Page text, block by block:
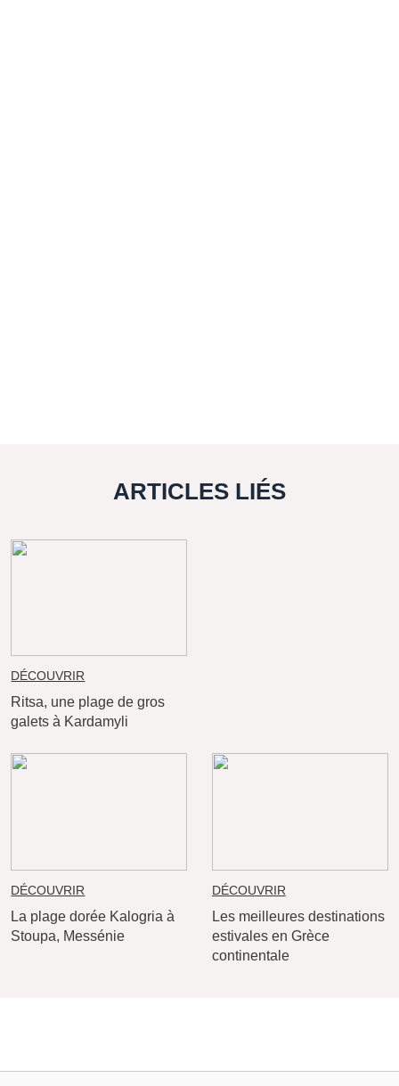
ARTICLES LIÉS
DÉCOUVRIR
Ritsa, une plage de gros
galets à Kardamyli
DÉCOUVRIR
La plage dorée Kalogria à
Stoupa, Messénie
DÉCOUVRIR
Les meilleures destinations
estivales en Grèce
continentale